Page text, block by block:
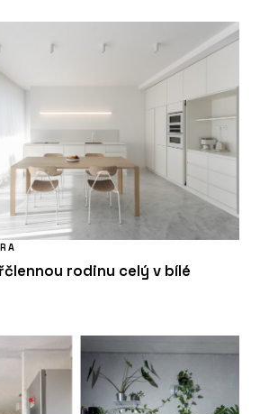
rodinu celý v bílé